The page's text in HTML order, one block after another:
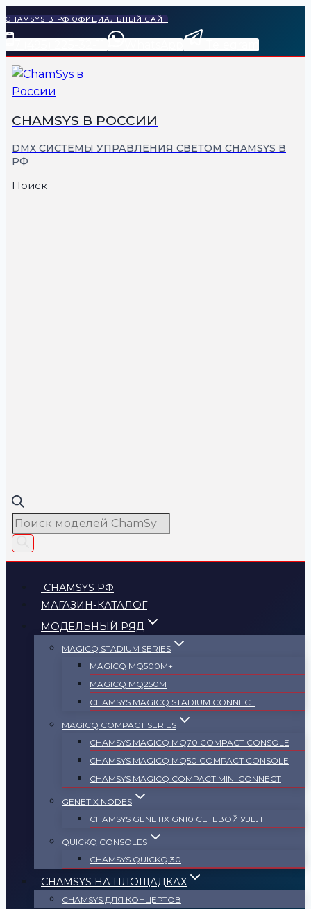
Перейти
к
содержимому
CHAMSYS В РФ ОФИЦИАЛЬНЫЙ САЙТ
СHAMSYS В РОССИИ
DMX СИСТЕМЫ УПРАВЛЕНИЯ СВЕТОМ CHAMSYS В
РФ
Поиск
Поиск
товаров
CHAMSYS РФ
МАГАЗИН-КАТАЛОГ
МОДЕЛЬНЫЙ РЯД
MAGICQ STADIUM SERIES
MAGICQ MQ500M+
MAGICQ MQ250M
СHAMSYS MAGICQ STADIUM CONNECT
MAGICQ COMPACT SERIES
СHAMSYS MAGICQ MQ70 COMPACT CONSOLE
СHAMSYS MAGICQ MQ50 COMPACT CONSOLE
СHAMSYS MAGICQ COMPACT MINI CONNECT
GENETIX NODES
СHAMSYS GENETIX GN10 СЕТЕВОЙ УЗЕЛ
QUICKQ CONSOLES
CHAMSYS QUICKQ 30
CHAMSYS НА ПЛОЩАДКАХ
CHAMSYS ДЛЯ КОНЦЕРТОВ